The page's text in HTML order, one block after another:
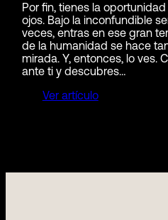
Por fin, tienes la
ojos. Bajo la inconfundible
veces, entras en ese gran
de la humanidad se hace
mirada. Y, entonces, lo ves.
ante ti y descubres…
Ver artículo